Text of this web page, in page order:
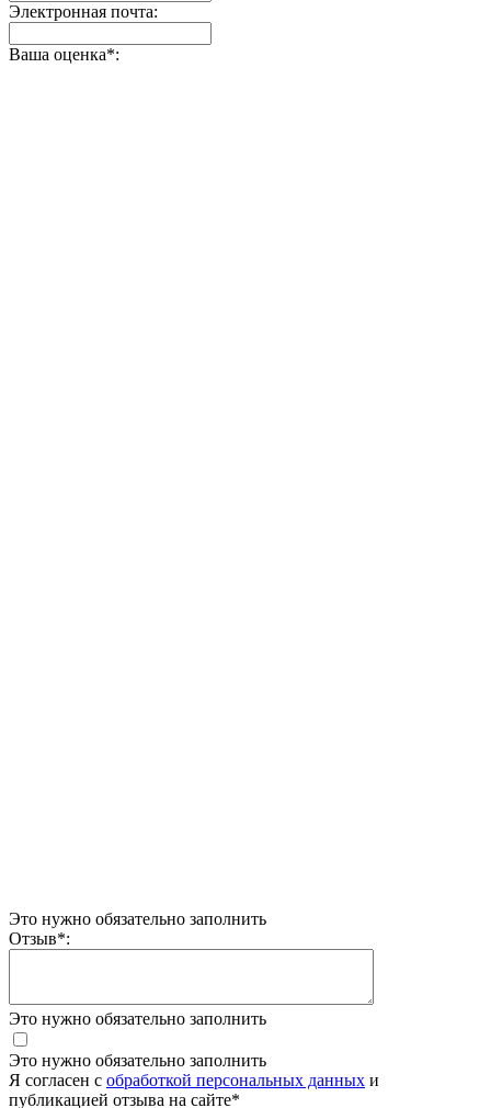
Электронная почта:
Ваша оценка*:
Это нужно обязательно заполнить
Отзыв*:
Это нужно обязательно заполнить
Это нужно обязательно заполнить
Я согласен c обработкой персональных данных и
публикацией отзыва на сайте*